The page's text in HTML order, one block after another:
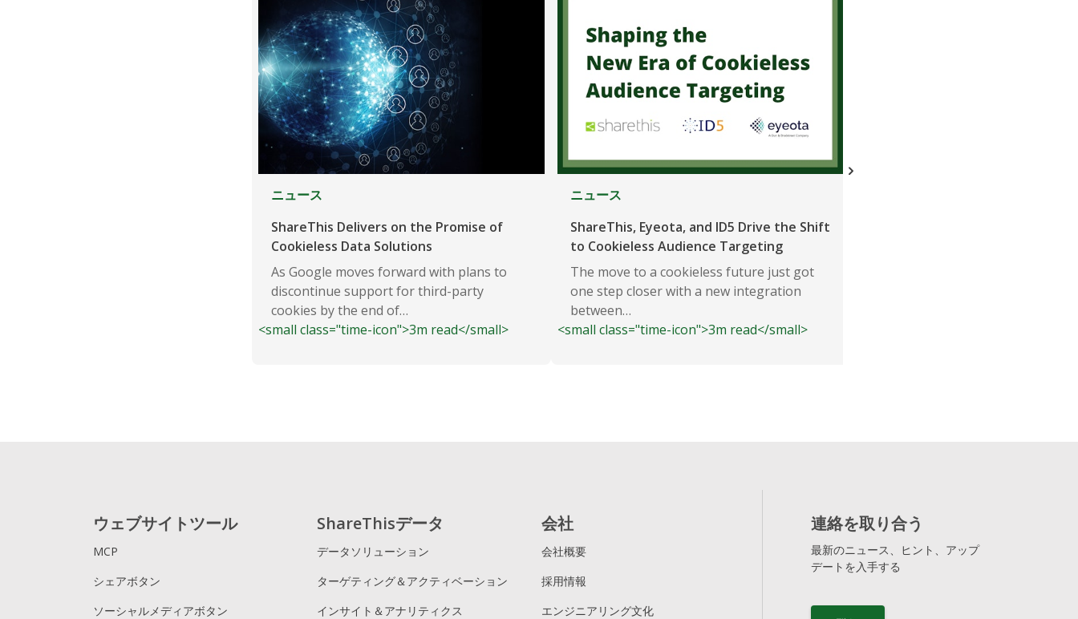
ニュース
ShareThis Delivers on the Promise of
Cookieless Data Solutions
As Google moves forward with plans to
discontinue support for third-party
cookies by the end of…
<small class="time-icon">3m read</small>
ニュース
ShareThis, Eyeota, and ID5 Drive the Shift
to Cookieless Audience Targeting
The move to a cookieless future just got
one step closer with a new integration
between…
<small class="time-icon">3m read</small>
ウェブサイトツール
MCP
シェアボタン
ソーシャルメディアボタン
ShareThisデータ
データソリューション
ターゲティング＆アクティベーション
インサイト＆アナリティクス
会社
会社概要
採用情報
エンジニアリング文化
連絡を取り合う
最新のニュース、ヒント、アップ
デートを入手する